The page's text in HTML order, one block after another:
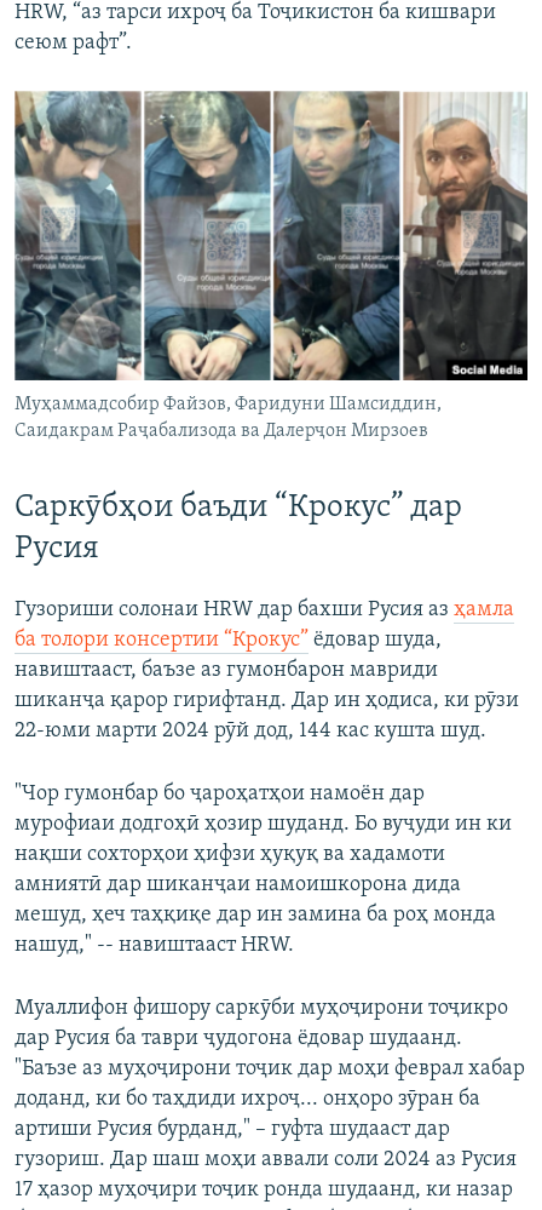
HRW, “аз тарси ихроҷ ба Тоҷикистон ба кишвари
сеюм рафт”.
Муҳаммадсобир Файзов, Фаридуни Шамсиддин,
Саидакрам Раҷабализода ва Далерҷон Мирзоев
Саркӯбҳои баъди “Крокус” дар
Русия
Гузориши солонаи HRW дар бахши Русия аз ҳамла
ба толори консертии “Крокус” ёдовар шуда,
навиштааст, баъзе аз гумонбарон мавриди
шиканҷа қарор гирифтанд. Дар ин ҳодиса, ки рӯзи
22-юми марти 2024 рӯй дод, 144 кас кушта шуд.
"Чор гумонбар бо ҷароҳатҳои намоён дар
мурофиаи додгоҳӣ ҳозир шуданд. Бо вуҷуди ин ки
нақши сохторҳои ҳифзи ҳуқуқ ва хадамоти
амниятӣ дар шиканҷаи намоишкорона дида
мешуд, ҳеч таҳқиқе дар ин замина ба роҳ монда
нашуд," -- навиштааст HRW.
Муаллифон фишору саркӯби муҳоҷирони тоҷикро
дар Русия ба таври ҷудогона ёдовар шудаанд.
"Баъзе аз муҳоҷирони тоҷик дар моҳи феврал хабар
доданд, ки бо таҳдиди ихроҷ... онҳоро зӯран ба
артиши Русия бурданд," – гуфта шудааст дар
гузориш. Дар шаш моҳи аввали соли 2024 аз Русия
17 ҳазор муҳоҷири тоҷик ронда шудаанд, ки назар